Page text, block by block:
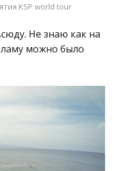
KSP world tour
Не знаю как на
можно было